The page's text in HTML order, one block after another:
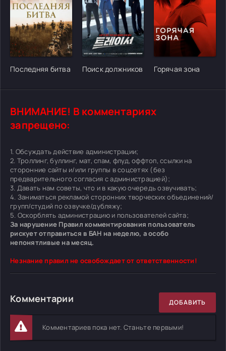
[/xfgiven_cvh_poster_urlcvh_poster_url]
Последняя битва
[/xfgiven_cvh_poster_urlcvh_poster_url]
Поиск должников
[/
Горячая зона
ВНИМАНИЕ! В комментариях
запрещено:
1. Обсуждать действие администрации;
2. Троллинг, буллинг, мат, спам, флуд, оффтоп, ссылки на
сторонние сайты и/или группы в соцсетях (без
предварительного согласия с администрацией);
3. Давать нам советы, что и в какую очередь озвучивать;
4. Заниматься рекламой сторонних творческих объединений/
групп/студий по озвучке/дубляжу;
5. Оскорблять администрацию и пользователей сайта;
За нарушение Правил комментирования пользователь
рискует отправиться в БАН на неделю, а особо
непонятливые на месяц.
Незнание правил не освобождает от ответственности!
Комментарии ДОБАВИТЬ
Комментариев пока нет. Станьте первыми!